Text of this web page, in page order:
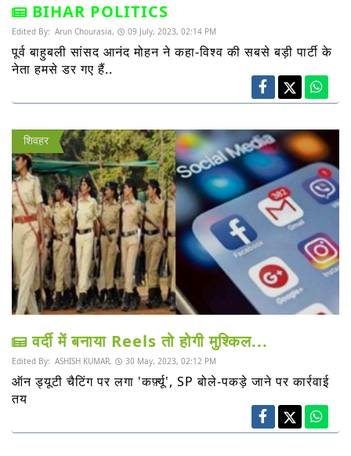
BIHAR POLITICS
Edited By: Arun Chourasia, 09 July, 2023, 02:14 PM
पूर्व बाहुबली सांसद आनंद मोहन ने कहा-विश्व की सबसे बड़ी पार्टी के
नेता हमसे डर गए हैं..
शिवहर
वर्दी में बनाया Reels तो होगी मुश्किल...
Edited By: ASHISH KUMAR, 30 May, 2023, 02:12 PM
ऑन ड्यूटी चैटिंग पर लगा 'कर्फ़्यू', SP बोले-पकड़े जाने पर कार्रवाई
तय